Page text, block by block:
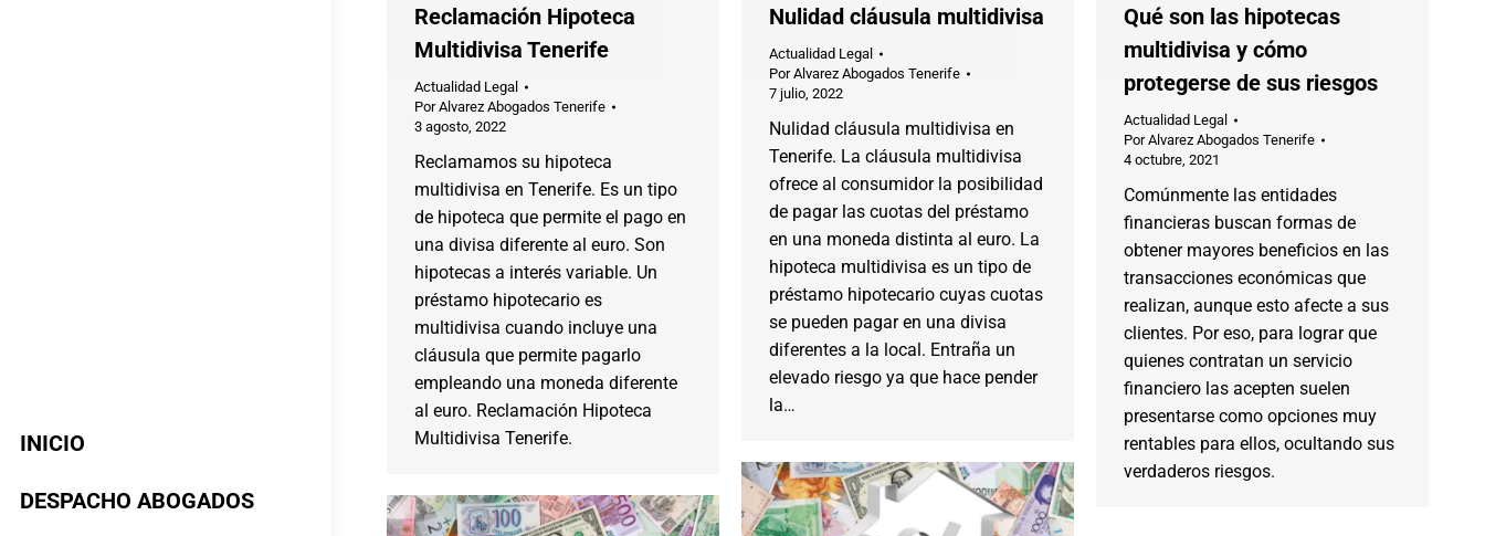
INICIO
DESPACHO ABOGADOS
Reclamación Hipoteca
Multidivisa Tenerife
Actualidad Legal
PorAlvarez Abogados Tenerife
3 agosto, 2022
Reclamamos su hipoteca
multidivisa en Tenerife. Es un tipo
de hipoteca que permite el pago en
una divisa diferente al euro. Son
hipotecas a interés variable. Un
préstamo hipotecario es
multidivisa cuando incluye una
cláusula que permite pagarlo
empleando una moneda diferente
al euro. Reclamación Hipoteca
Multidivisa Tenerife.
Nulidad cláusula multidivisa
Actualidad Legal
PorAlvarez Abogados Tenerife
7 julio, 2022
Nulidad cláusula multidivisa en
Tenerife. La cláusula multidivisa
ofrece al consumidor la posibilidad
de pagar las cuotas del préstamo
en una moneda distinta al euro. La
hipoteca multidivisa es un tipo de
préstamo hipotecario cuyas cuotas
se pueden pagar en una divisa
diferentes a la local. Entraña un
elevado riesgo ya que hace pender
la…
Qué son las hipotecas
multidivisa y cómo
protegerse de sus riesgos
Actualidad Legal
PorAlvarez Abogados Tenerife
4 octubre, 2021
Comúnmente las entidades
financieras buscan formas de
obtener mayores beneficios en las
transacciones económicas que
realizan, aunque esto afecte a sus
clientes. Por eso, para lograr que
quienes contratan un servicio
financiero las acepten suelen
presentarse como opciones muy
rentables para ellos, ocultando sus
verdaderos riesgos.